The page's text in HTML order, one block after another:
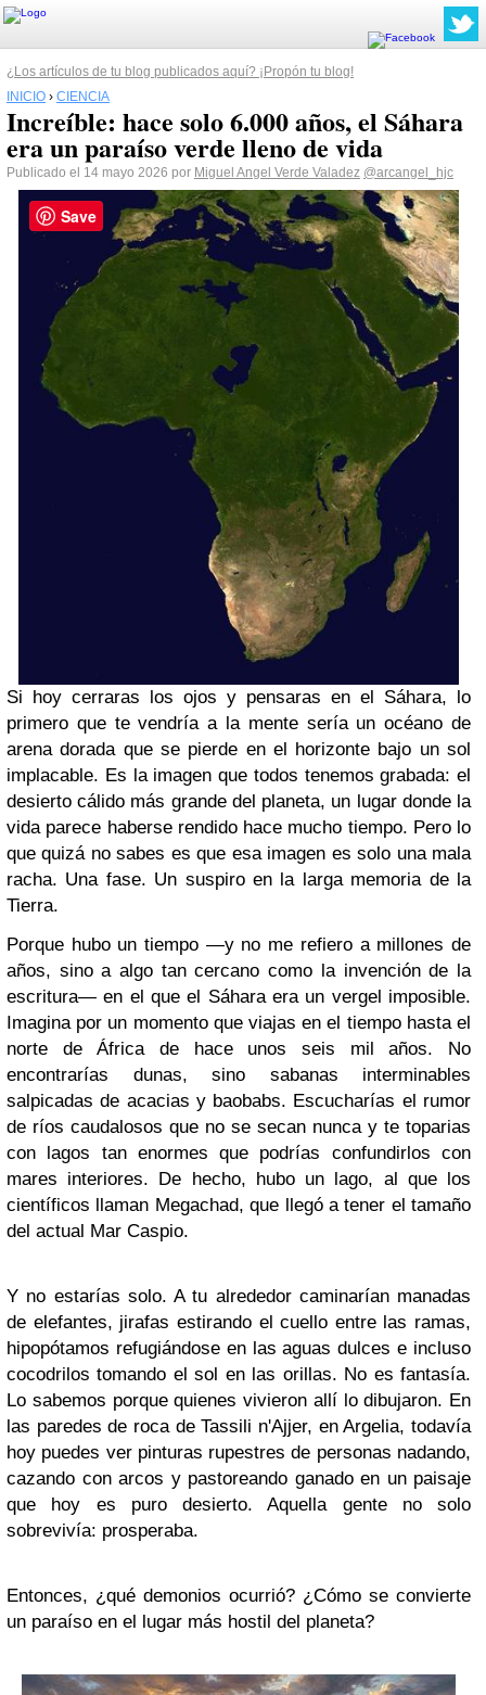
¿Los artículos de tu blog publicados aquí? ¡Propón tu blog!
INICIO › CIENCIA
Increíble: hace solo 6.000 años, el Sáhara
era un paraíso verde lleno de vida
Publicado el 14 mayo 2026 por Miguel Angel Verde Valadez @arcangel_hjc
Si hoy cerraras los ojos y pensaras en el Sáhara, lo
primero que te vendría a la mente sería un océano de
arena dorada que se pierde en el horizonte bajo un sol
implacable. Es la imagen que todos tenemos grabada: el
desierto cálido más grande del planeta, un lugar donde la
vida parece haberse rendido hace mucho tiempo. Pero lo
que quizá no sabes es que esa imagen es solo una mala
racha. Una fase. Un suspiro en la larga memoria de la
Tierra.
Porque hubo un tiempo —y no me refiero a millones de
años, sino a algo tan cercano como la invención de la
escritura— en el que el Sáhara era un vergel imposible.
Imagina por un momento que viajas en el tiempo hasta el
norte de África de hace unos seis mil años. No
encontrarías dunas, sino sabanas interminables
salpicadas de acacias y baobabs. Escucharías el rumor
de ríos caudalosos que no se secan nunca y te toparias
con lagos tan enormes que podrías confundirlos con
mares interiores. De hecho, hubo un lago, al que los
científicos llaman Megachad, que llegó a tener el tamaño
del actual Mar Caspio.
Y no estarías solo. A tu alrededor caminarían manadas
de elefantes, jirafas estirando el cuello entre las ramas,
hipopótamos refugiándose en las aguas dulces e incluso
cocodrilos tomando el sol en las orillas. No es fantasía.
Lo sabemos porque quienes vivieron allí lo dibujaron. En
las paredes de roca de Tassili n'Ajjer, en Argelia, todavía
hoy puedes ver pinturas rupestres de personas nadando,
cazando con arcos y pastoreando ganado en un paisaje
que hoy es puro desierto. Aquella gente no solo
sobrevivía: prosperaba.
Entonces, ¿qué demonios ocurrió? ¿Cómo se convierte
un paraíso en el lugar más hostil del planeta?
Save